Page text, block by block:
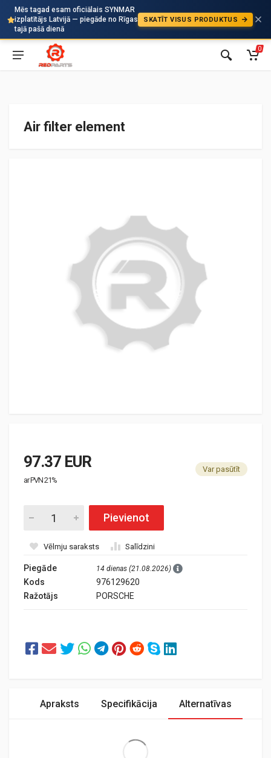
Mēs tagad esam oficiālais SYNMAR
izplatītājs Latvijā — piegāde no Rīgas
tajā pašā dienā
SKATĪT VISUS PRODUKTUS
Auto
0
Air filter element
97.37 EUR
ar PVN 21%
Var pasūtīt
Pievienot
Vēlmju saraksts Salīdzini
Piegāde 14 dienas (21.08.2026)
Kods
976129620
Ražotājs
PORSCHE
Apraksts Specifikācija Alternatīvas